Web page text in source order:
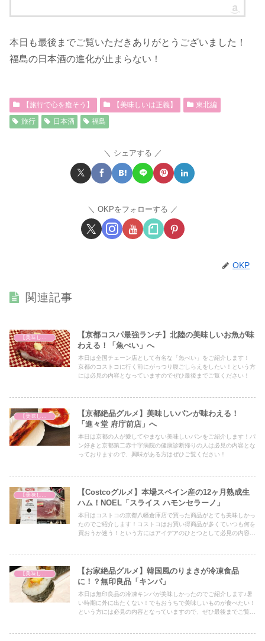
本日も最後までご覧いただきありがとうございました！
福島の日本酒の進化が止まらない！
【旅行で心を癒そう】 【美味しいは正義】
東北編
旅行
日本酒 福島
シェアする
OKPをフォローする
OKP
関連記事
【美味しいは正義】
【京都コスパ最強ランチ】北陸の美味しいお魚が味
わえる！「魚べい」へ
本日は全国チェーン店として有名な「魚べい」をご紹介します！
京都のコストコに行く前にがっつり腹ごしらえをしたい！という方
には必見の内容となっていますのでぜひ最後までご覧ください！
【京都絶品グルメ】美味しいパンが味わえる！
「進々堂 府庁前店」へ
本日は京都の人が愛してやまない美味しいパンをご紹介します！パ
ン好きと京都第二赤十字病院の健康診断帰りの人は必見の内容とな
っておりますので、興味がある方はぜひご覧ください！
【Costcoグルメ】本場スペイン産の12ヶ月熟成生
ハム！NOEL「スライス ハモンセラーノ」
本日はコストコの京都八幡倉庫店で買った商品がとても美味しかっ
たのでご紹介します！コストコはお買い得商品が多くていつも何を
買おうか迷う！という方にはアイデアのひとつとして必見の内容と
【お家絶品グルメ】韓国風のりまきが冷凍食品
に！？無印良品「キンパ」
本日は無印良品の冷凍キンパが美味しかったのでご紹介します♪暑
い時期に外に出たくない！でもおうちで美味しいものが食べたい！
という方には必見の内容となっていますので、ぜひ最後までご覧く